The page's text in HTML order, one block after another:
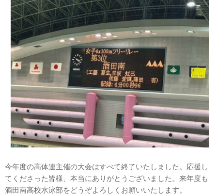
今年度の高体連主催の大会はすべて終了いたしました。応援し
てくださった皆様、本当にありがとうございました。来年度も
酒田南高校水泳部をどうぞよろしくお願いいたします。